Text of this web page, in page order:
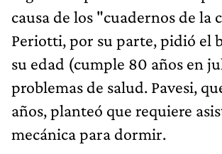
causa de los "cuadernos de la
Periotti, por su parte, pidió el
su edad (cumple 80 años en
problemas de salud. Pavesi,
años, planteó que requiere
mecánica para dormir.